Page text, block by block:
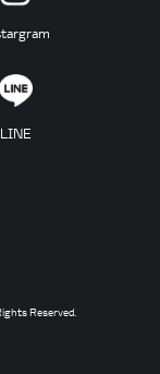
LINE
Reserved.